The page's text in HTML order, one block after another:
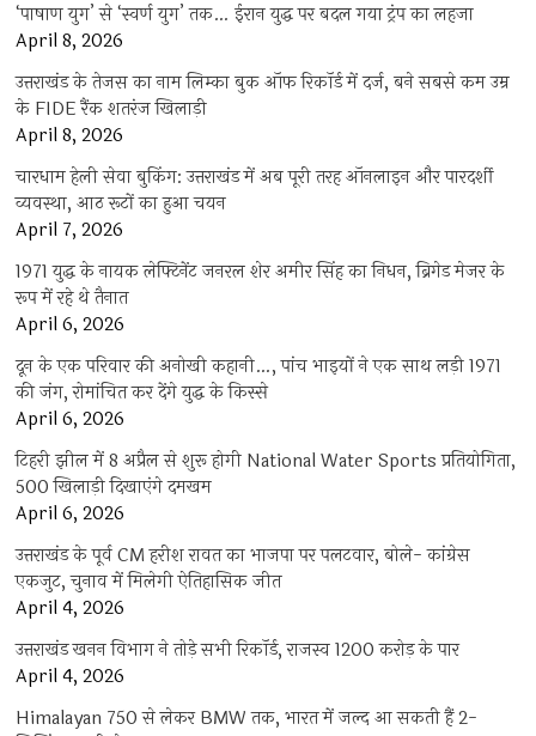
‘पाषाण युग’ से ‘स्वर्ण युग’ तक… ईरान युद्ध पर बदल गया ट्रंप का लहजा
April 8, 2026
उत्तराखंड के तेजस का नाम लिम्का बुक ऑफ रिकॉर्ड में दर्ज, बने सबसे कम उम्र
के FIDE रैंक शतरंज खिलाड़ी
April 8, 2026
चारधाम हेली सेवा बुकिंग: उत्तराखंड में अब पूरी तरह ऑनलाइन और पारदर्शी
व्यवस्था, आठ रूटों का हुआ चयन
April 7, 2026
1971 युद्ध के नायक लेफ्टिनेंट जनरल शेर अमीर सिंह का निधन, ब्रिगेड मेजर के
रूप में रहे थे तैनात
April 6, 2026
दून के एक परिवार की अनोखी कहानी…, पांच भाइयों ने एक साथ लड़ी 1971
की जंग, रोमांचित कर देंगे युद्ध के किस्से
April 6, 2026
टिहरी झील में 8 अप्रैल से शुरू होगी National Water Sports प्रतियोगिता,
500 खिलाड़ी दिखाएंगे दमखम
April 6, 2026
उत्तराखंड के पूर्व CM हरीश रावत का भाजपा पर पलटवार, बोले- कांग्रेस
एकजुट, चुनाव में मिलेगी ऐतिहासिक जीत
April 4, 2026
उत्तराखंड खनन विभाग ने तोड़े सभी रिकॉर्ड, राजस्व 1200 करोड़ के पार
April 4, 2026
Himalayan 750 से लेकर BMW तक, भारत में जल्द आ सकती हैं 2-